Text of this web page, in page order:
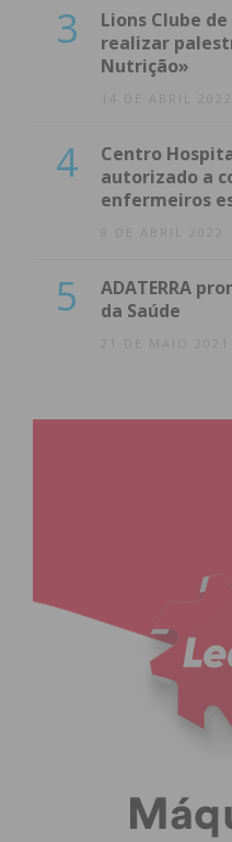
3
Lions Clube
realizar
Nutrição»
14 DE ABRIL 2022
4
Centro
autorizado a
enfermeiros
8 DE ABRIL 2022
5
ADATERRA
da Saúde
21 DE MAIO 2021